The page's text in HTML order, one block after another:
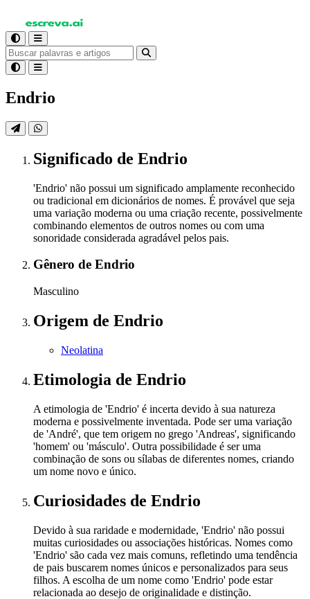
Endrio
Significado de Endrio
'Endrio' não possui um significado amplamente reconhecido
ou tradicional em dicionários de nomes. É provável que seja
uma variação moderna ou uma criação recente, possivelmente
combinando elementos de outros nomes ou com uma
sonoridade considerada agradável pelos pais.
Gênero de Endrio
Masculino
Origem de Endrio
Neolatina
Etimologia de Endrio
A etimologia de 'Endrio' é incerta devido à sua natureza
moderna e possivelmente inventada. Pode ser uma variação
de 'André', que tem origem no grego 'Andreas', significando
'homem' ou 'másculo'. Outra possibilidade é ser uma
combinação de sons ou sílabas de diferentes nomes, criando
um nome novo e único.
Curiosidades de Endrio
Devido à sua raridade e modernidade, 'Endrio' não possui
muitas curiosidades ou associações históricas. Nomes como
'Endrio' são cada vez mais comuns, refletindo uma tendência
de pais buscarem nomes únicos e personalizados para seus
filhos. A escolha de um nome como 'Endrio' pode estar
relacionada ao desejo de originalidade e distinção.